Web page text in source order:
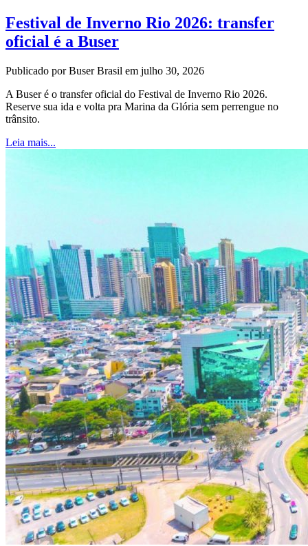
Festival de Inverno Rio 2026: transfer
oficial é a Buser
Publicado por Buser Brasil em julho 30, 2026
A Buser é o transfer oficial do Festival de Inverno Rio 2026.
Reserve sua ida e volta pra Marina da Glória sem perrengue no
trânsito.
Leia mais...